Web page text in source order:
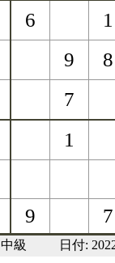
中級 日付: